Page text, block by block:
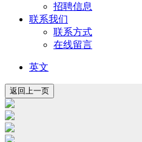
招聘信息
联系我们
联系方式
在线留言
英文